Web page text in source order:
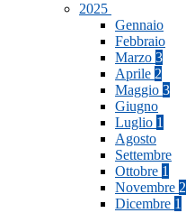
2025
Gennaio
Febbraio
Marzo 3
Aprile 2
Maggio 3
Giugno
Luglio 1
Agosto
Settembre
Ottobre 1
Novembre 2
Dicembre 1